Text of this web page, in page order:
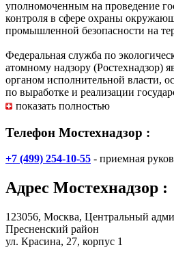
уполномоченным на проведение
контроля в сфере охраны
промышленной безопасности на
Федеральная служба по
атомному надзору (Ростехнадзор)
органом исполнительной власти,
по выработке и реализации
нормативно-правовому
атомного надзора, функции по
безопасного ведения работ,
недрами, промышленной
использовании атомной энергии
эксплуатации и утилизации
безопасности электрических и
(кроме бытовых установок и сетей),
гидротехнических сооружений (за
показать полностью
Телефон Мостехнадзор :
+7 (499) 254-10-55 - приемная
Адрес Мостехнадзор :
123056, Москва, Центральный
Пресненский район
ул. Красина, 27, корпус 1